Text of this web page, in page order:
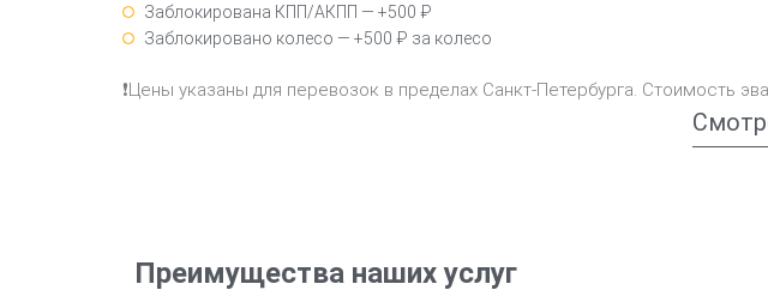
Заблокирована КПП/АКПП — +500 ₽
Заблокировано колесо — +500 ₽ за колесо
❗Цены указаны для перевозок в пределах Санкт-Петербурга. Стоимость
Преимущества наших услуг